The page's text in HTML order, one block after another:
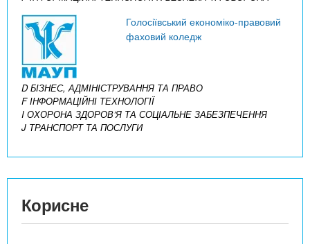
Голосіївський економіко-правовий
фаховий коледж
D БІЗНЕС, АДМІНІСТРУВАННЯ ТА ПРАВО
F ІНФОРМАЦІЙНІ ТЕХНОЛОГІЇ
I ОХОРОНА ЗДОРОВ’Я ТА СОЦІАЛЬНЕ ЗАБЕЗПЕЧЕННЯ
J ТРАНСПОРТ ТА ПОСЛУГИ
Корисне